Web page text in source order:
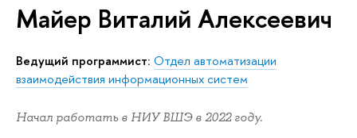
Майер Виталий Алексеевич
Ведущий программист: Отдел автоматизации
взаимодействия информационных систем
Начал работать в НИУ ВШЭ в 2022 году.